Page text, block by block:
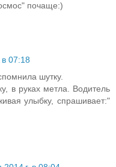
почаще:)
в 07:18
шутку.
в руках метла. Водитель
улыбку, спрашивает:"